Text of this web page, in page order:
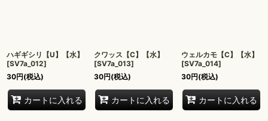
ハギギシリ【U】【水】
[SV7a_012]
30円(税込)
カートに入れる
クワッス【C】【水】
[SV7a_013]
30円(税込)
カートに入れる
ウェルカモ【C】【水】
[SV7a_014]
30円(税込)
カートに入れる